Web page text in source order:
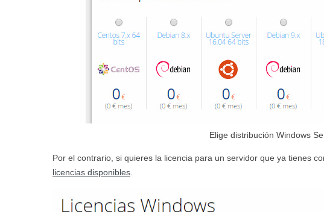
Elige distribución Windows
Por el contrario, si quieres la licencia para un servidor que ya tienes
licencias disponibles